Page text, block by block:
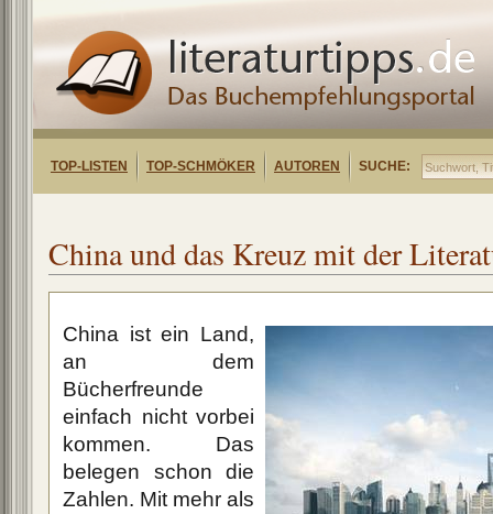
TOP-LISTEN TOP-SCHMÖKER AUTOREN SUCHE:
China und das Kreuz mit der
China ist ein Land,
an dem
Bücherfreunde
einfach nicht vorbei
kommen. Das
belegen schon die
Zahlen. Mit mehr als